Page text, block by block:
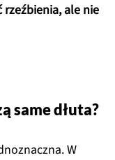
ale nie
same dłuta?
W